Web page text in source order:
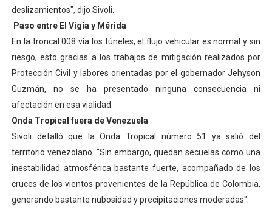
deslizamientos", dijo Sivoli.
Paso entre El Vigía y Mérida
En la troncal 008 vía los túneles, el flujo vehicular es normal y sin
riesgo, esto gracias a los trabajos de mitigación realizados por
Protección Civil y labores orientadas por el gobernador Jehyson
Guzmán, no se ha presentado ninguna consecuencia ni
afectación en esa vialidad.
Onda Tropical fuera de Venezuela
Sivoli detalló que la Onda Tropical número 51 ya salió del
territorio venezolano. "Sin embargo, quedan secuelas como una
inestabilidad atmosférica bastante fuerte, acompañado de los
cruces de los vientos provenientes de la República de Colombia,
generando bastante nubosidad y precipitaciones moderadas".